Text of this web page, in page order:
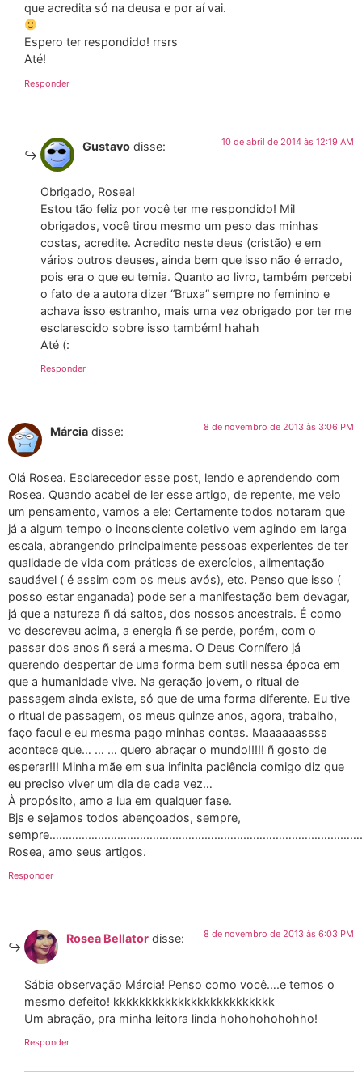
que acredita só na deusa e por aí vai.
Espero ter respondido! rrsrs
Até!
Responder
Gustavo disse: 10 de abril de 2014 às 12:19 AM
Obrigado, Rosea!
Estou tão feliz por você ter me respondido! Mil
obrigados, você tirou mesmo um peso das minhas
costas, acredite. Acredito neste deus (cristão) e em
vários outros deuses, ainda bem que isso não é errado,
pois era o que eu temia. Quanto ao livro, também percebi
o fato de a autora dizer “Bruxa” sempre no feminino e
achava isso estranho, mais uma vez obrigado por ter me
esclarescido sobre isso também! hahah
Até (:
Responder
Márcia disse: 8 de novembro de 2013 às 3:06 PM
Olá Rosea. Esclarecedor esse post, lendo e aprendendo com
Rosea. Quando acabei de ler esse artigo, de repente, me veio
um pensamento, vamos a ele: Certamente todos notaram que
já a algum tempo o inconsciente coletivo vem agindo em larga
escala, abrangendo principalmente pessoas experientes de ter
qualidade de vida com práticas de exercícios, alimentação
saudável ( é assim com os meus avós), etc. Penso que isso (
posso estar enganada) pode ser a manifestação bem devagar,
já que a natureza ñ dá saltos, dos nossos ancestrais. É como
vc descreveu acima, a energia ñ se perde, porém, com o
passar dos anos ñ será a mesma. O Deus Cornífero já
querendo despertar de uma forma bem sutil nessa época em
que a humanidade vive. Na geração jovem, o ritual de
passagem ainda existe, só que de uma forma diferente. Eu tive
o ritual de passagem, os meus quinze anos, agora, trabalho,
faço facul e eu mesma pago minhas contas. Maaaaaassss
acontece que… … … quero abraçar o mundo!!!!! ñ gosto de
esperar!!! Minha mãe em sua infinita paciência comigo diz que
eu preciso viver um dia de cada vez…
À propósito, amo a lua em qualquer fase.
Bjs e sejamos todos abençoados, sempre,
Rosea, amo seus artigos.
Responder
Rosea Bellator disse: 8 de novembro de 2013 às 6:03 PM
Sábia observação Márcia! Penso como você….e temos o
mesmo defeito! kkkkkkkkkkkkkkkkkkkkkkkkk
Um abração, pra minha leitora linda hohohohohohho!
Responder